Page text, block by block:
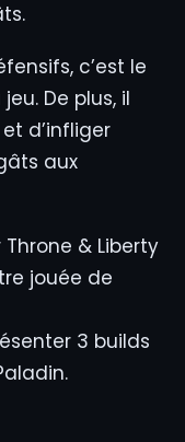
c’est le
De plus, il
d’infliger
aux
& Liberty
jouée de
3 builds